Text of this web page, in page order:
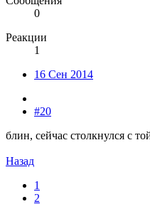
0
Реакции
1
16 Сен 2014
#20
блин, сейчас столкнулся с
Назад
1
2